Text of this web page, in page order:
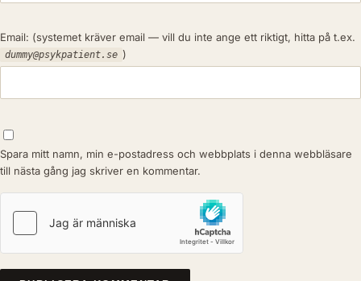
Email: (systemet kräver email — vill du inte ange ett riktigt, hitta på t.ex.
dummy@psykpatient.se )
Spara mitt namn, min e-postadress och webbplats i denna webbläsare
till nästa gång jag skriver en kommentar.